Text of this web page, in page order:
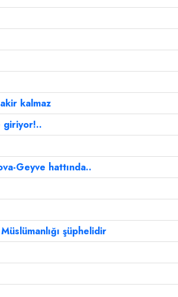
kalmaz
giriyor!..
Geyve hattında..
şüphelidir